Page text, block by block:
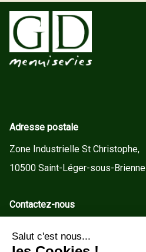
Adresse postale
Zone Industrielle St Christophe,
10500 Saint-Léger-sous-Brienne
Contactez-nous
Tel : +33(0)3 25 92 78 60